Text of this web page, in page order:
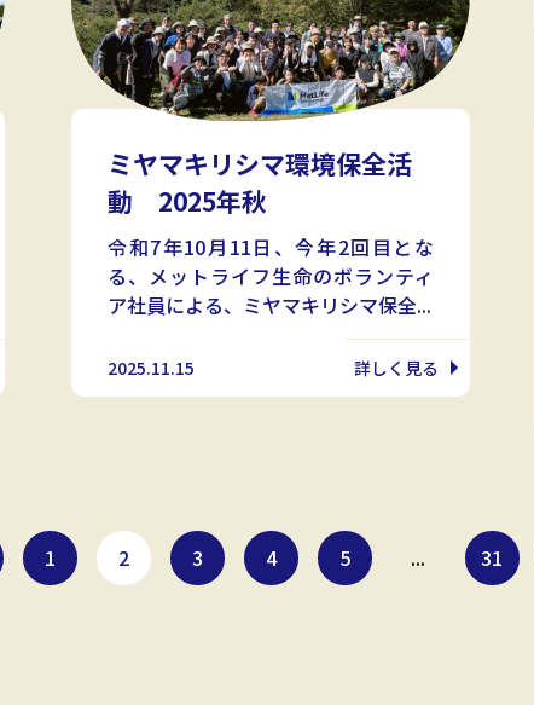
ミヤマキリシマ環境保全活
動 2025年秋
令和7年10月11日、今年2回目とな
る、メットライフ生命のボランティ
ア社員による、ミヤマキリシマ保全...
2025.11.15 詳しく見る
1 2 3 4 5 ... 31